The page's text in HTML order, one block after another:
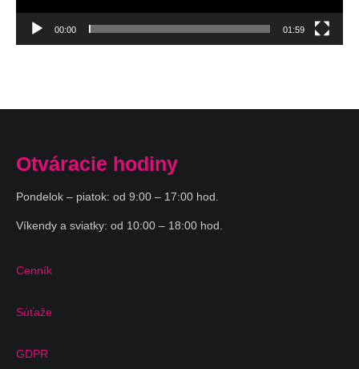
00:00 01:59
Otváracie hodiny
Pondelok – piatok: od 9:00 – 17:00 hod.
Víkendy a sviatky: od 10:00 – 18:00 hod.
Cenník
Súťaže
GDPR